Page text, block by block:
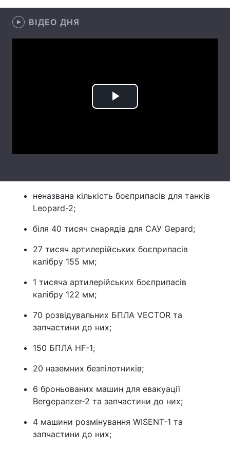
Екологія
Тема оформлення
ВІДЕО ДНЯ
Play
неназвана кількість боєприпасів для танків
Leopard-2;
біля 40 тисяч снарядів для САУ Gepard;
27 тисяч артилерійських боєприпасів
калібру 155 мм;
1 тисяча артилерійських боєприпасів
калібру 122 мм;
70 розвідувальних БПЛА VECTOR та
запчастини до них;
150 БПЛА HF-1;
20 наземних безпілотників;
6 броньованих машин для евакуації
Bergepanzer-2 та запчастини до них;
4 машини розмінування WISENT-1 та
запчастини до них;